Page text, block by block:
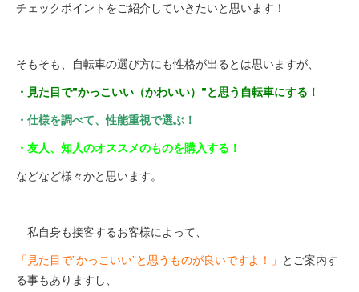
店舗ブログ
イベント
特集
メディア
募集中の求人情報
チェックポイントをご紹介していきたいと思います！
そもそも、自転車の選び方にも性格が出るとは思いますが、
・見た目で”かっこいい（かわいい）”と思う自転車にする！
・仕様を調べて、性能重視で選ぶ！
・友人、知人のオススメのものを購入する！
などなど様々かと思います。
私自身も接客するお客様によって、
「見た目で”かっこいい”と思うものが良いですよ！」
とご案内す
る事もありますし、